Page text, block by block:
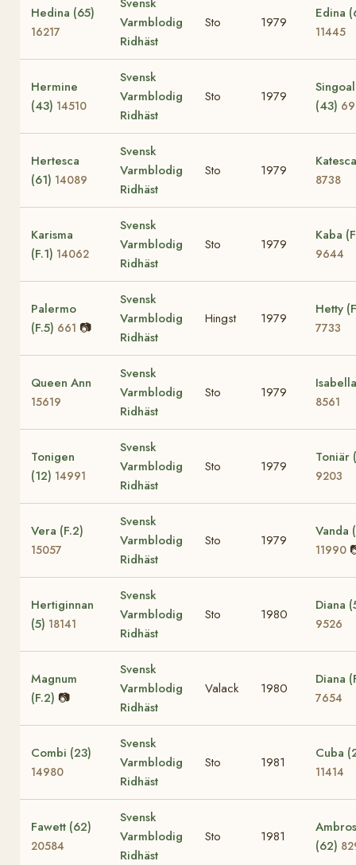
Hedina (65)
16217
Varmblodig
Ridhäst
Sto 1979
Edina
11445
Hermine
(43) 14510
Svensk
Varmblodig
Ridhäst
Sto 1979
(43)
Hertesca
(61) 14089
Svensk
Varmblodig
Ridhäst
Sto 1979
8738
Karisma
(F.1) 14062
Svensk
Varmblodig
Ridhäst
Sto 1979
Kaba
9644
Palermo
(F.5) 661 📷
Svensk
Varmblodig
Ridhäst
Hingst 1979
Hetty
7733
Queen Ann
15619
Svensk
Varmblodig
Ridhäst
Sto 1979
Isabella
8561
Tonigen
(12) 14991
Svensk
Varmblodig
Ridhäst
Sto 1979
Toniär
9203
Vera (F.2)
15057
Svensk
Varmblodig
Ridhäst
Sto 1979
Vanda
11990
Hertiginnan
(5) 18141
Svensk
Varmblodig
Ridhäst
Sto 1980
Diana
9526
Magnum
(F.2) 📷
Svensk
Varmblodig
Ridhäst
Valack 1980
Diana
7654
Combi (23)
14980
Svensk
Varmblodig
Ridhäst
Sto 1981
Cuba
11414
Fawett (62)
20584
Svensk
Varmblodig
Ridhäst
Sto 1981
(62)